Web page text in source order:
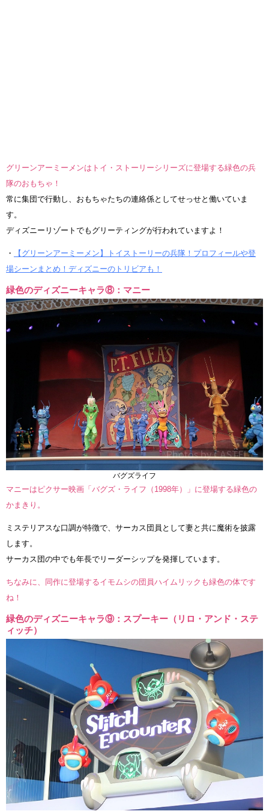
グリーンアーミーメンはトイ・ストーリーシリーズに登場する緑色の兵
隊のおもちゃ！
常に集団で行動し、おもちゃたちの連絡係としてせっせと働いていま
す。
ディズニーリゾートでもグリーティングが行われていますよ！
・
【グリーンアーミーメン】トイストーリーの兵隊！プロフィールや登
場シーンまとめ！ディズニーのトリビアも！
緑色のディズニーキャラ⑧：マニー
バグズライフ
マニーはピクサー映画「バグズ・ライフ（1998年）」に登場する緑色の
かまきり。
ミステリアスな口調が特徴で、サーカス団員として妻と共に魔術を披露
します。
サーカス団の中でも年長でリーダーシップを発揮しています。
ちなみに、同作に登場するイモムシの団員ハイムリックも緑色の体です
ね！
緑色のディズニーキャラ⑨：スプーキー（リロ・アンド・ステ
ィッチ）